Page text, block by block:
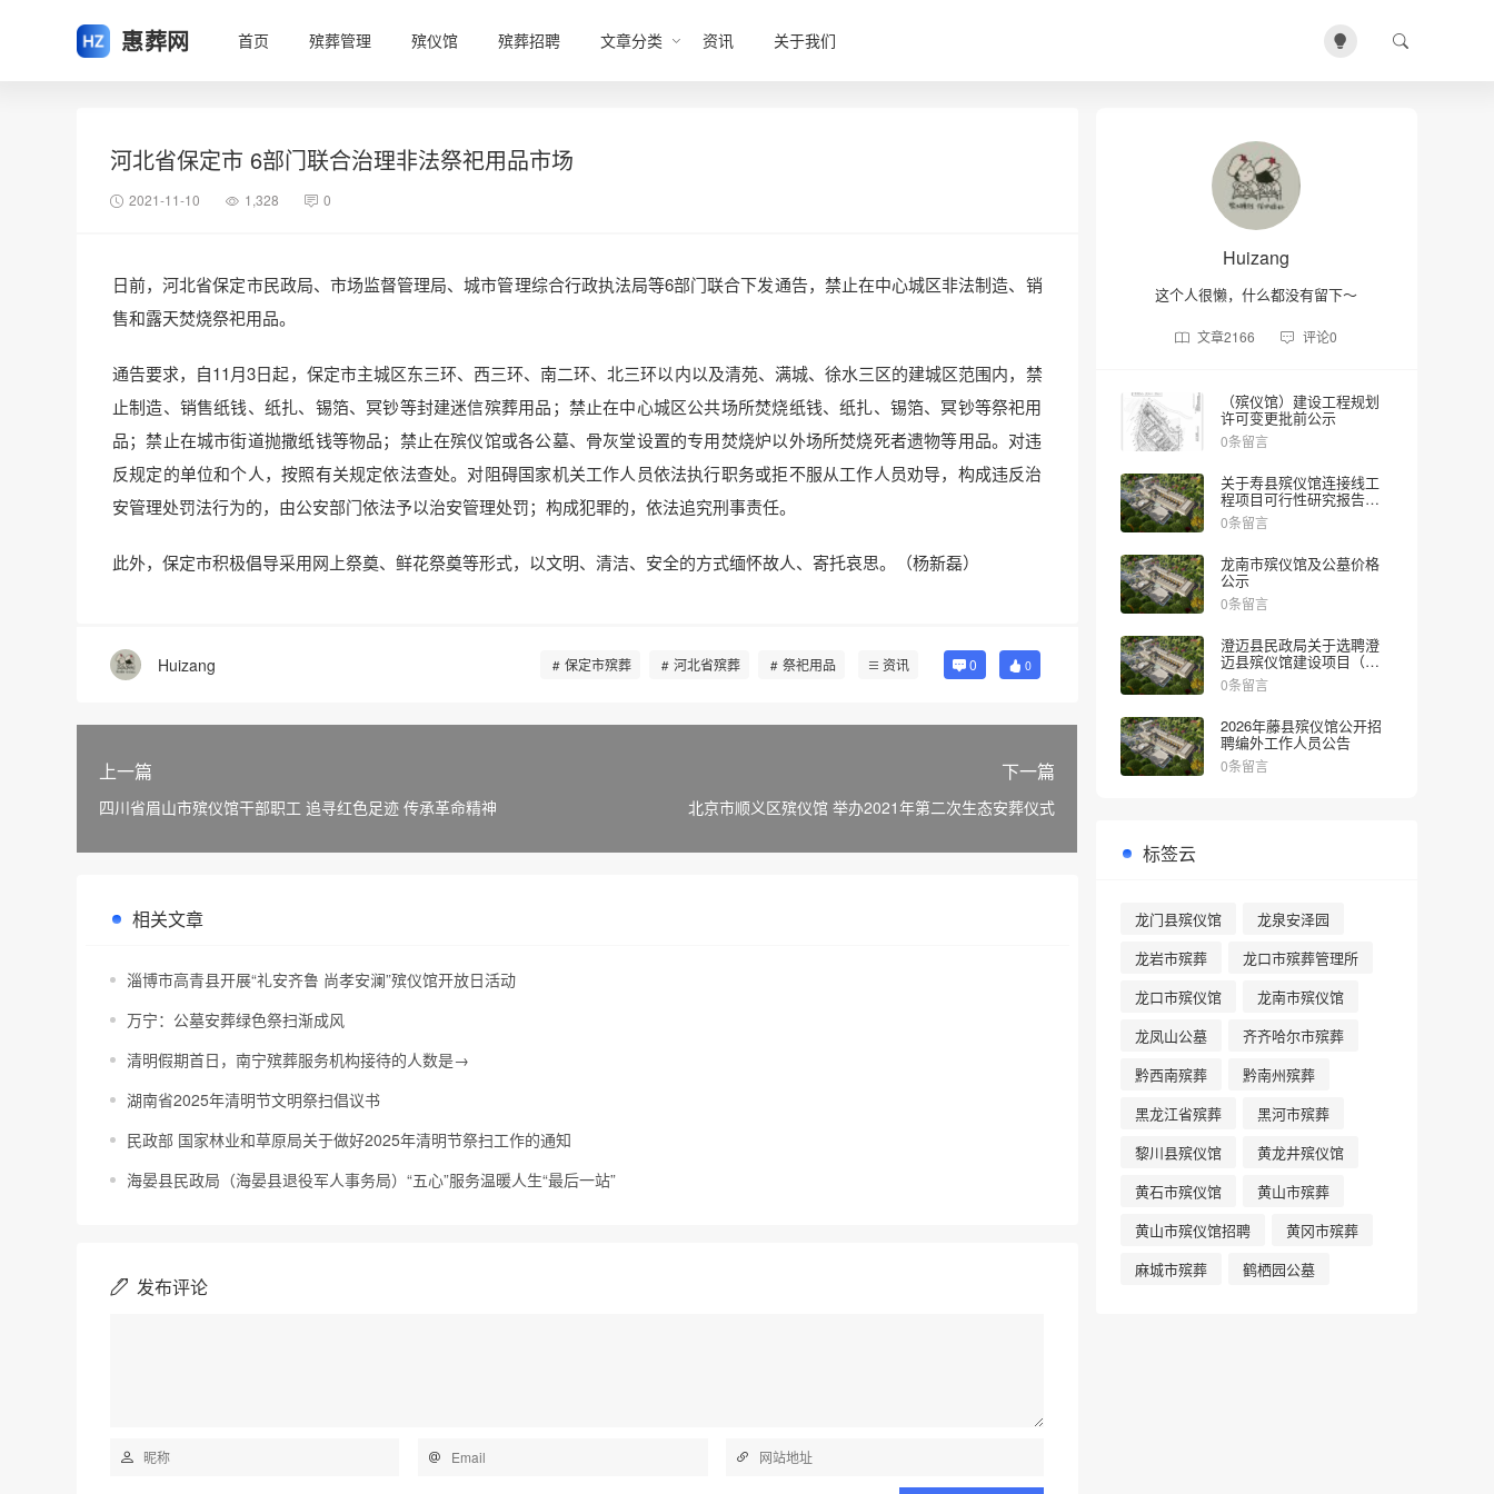
惠葬网 首页 殡葬管理 殡仪馆 殡葬招聘 文章分类 资讯 关于我们
河北省保定市 6部门联合治理非法祭祀用品市场
2021-11-10 1,328 0
日前，河北省保定市民政局、市场监督管理局、城市管理综合行政执法局等6部门联合下发通告，禁止在中心城区非法制造、销
售和露天焚烧祭祀用品。
通告要求，自11月3日起，保定市主城区东三环、西三环、南二环、北三环以内以及清苑、满城、徐水三区的建城区范围内，禁
止制造、销售纸钱、纸扎、锡箔、冥钞等封建迷信殡葬用品；禁止在中心城区公共场所焚烧纸钱、纸扎、锡箔、冥钞等祭祀用
品；禁止在城市街道抛撒纸钱等物品；禁止在殡仪馆或各公墓、骨灰堂设置的专用焚烧炉以外场所焚烧死者遗物等用品。对违
反规定的单位和个人，按照有关规定依法查处。对阻碍国家机关工作人员依法执行职务或拒不服从工作人员劝导，构成违反治
安管理处罚法行为的，由公安部门依法予以治安管理处罚；构成犯罪的，依法追究刑事责任。
此外，保定市积极倡导采用网上祭奠、鲜花祭奠等形式，以文明、清洁、安全的方式缅怀故人、寄托哀思。（杨新磊）
Huizang 保定市殡葬 河北省殡葬 祭祀用品 资讯 0 0
上一篇
四川省眉山市殡仪馆干部职工 追寻红色足迹 传承革命精神
下一篇
北京市顺义区殡仪馆 举办2021年第二次生态安葬仪式
相关文章
淄博市高青县开展“礼安齐鲁 尚孝安澜”殡仪馆开放日活动
万宁：公墓安葬绿色祭扫渐成风
清明假期首日，南宁殡葬服务机构接待的人数是→
湖南省2025年清明节文明祭扫倡议书
民政部 国家林业和草原局关于做好2025年清明节祭扫工作的通知
海晏县民政局（海晏县退役军人事务局）“五心”服务温暖人生“最后一站”
发布评论
Huizang
这个人很懒，什么都没有留下～
文章2166 评论0
（殡仪馆）建设工程规划
许可变更批前公示
0条留言
关于寿县殡仪馆连接线工
程项目可行性研究报告的
批复
0条留言
龙南市殡仪馆及公墓价格
公示
0条留言
澄迈县民政局关于选聘澄
迈县殡仪馆建设项目（一
期）社会稳定风险评估机
构的公告
0条留言
2026年藤县殡仪馆公开招
聘编外工作人员公告
0条留言
标签云
龙门县殡仪馆
龙泉安泽园
龙岩市殡葬
龙口市殡葬管理所
龙口市殡仪馆
龙南市殡仪馆
龙凤山公墓
齐齐哈尔市殡葬
黔西南殡葬
黔南州殡葬
黑龙江省殡葬
黑河市殡葬
黎川县殡仪馆
黄龙井殡仪馆
黄石市殡仪馆
黄山市殡葬
黄山市殡仪馆招聘
黄冈市殡葬
麻城市殡葬
鹤栖园公墓